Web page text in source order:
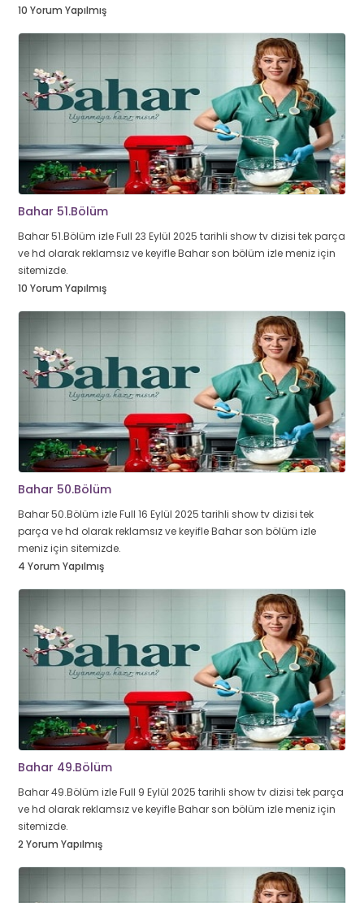
10 Yorum Yapılmış
Bahar 51.Bölüm
Bahar 51.Bölüm izle Full 23 Eylül 2025 tarihli show tv dizisi tek parça
ve hd olarak reklamsız ve keyifle Bahar son bölüm izle meniz için
sitemizde.
10 Yorum Yapılmış
Bahar 50.Bölüm
Bahar 50.Bölüm izle Full 16 Eylül 2025 tarihli show tv dizisi tek
parça ve hd olarak reklamsız ve keyifle Bahar son bölüm izle
meniz için sitemizde.
4 Yorum Yapılmış
Bahar 49.Bölüm
Bahar 49.Bölüm izle Full 9 Eylül 2025 tarihli show tv dizisi tek parça
ve hd olarak reklamsız ve keyifle Bahar son bölüm izle meniz için
sitemizde.
2 Yorum Yapılmış